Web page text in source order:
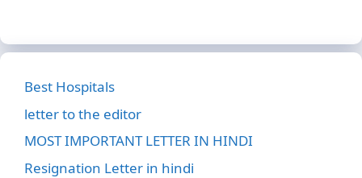
Best Hospitals
letter to the editor
MOST IMPORTANT LETTER IN HINDI
Resignation Letter in hindi